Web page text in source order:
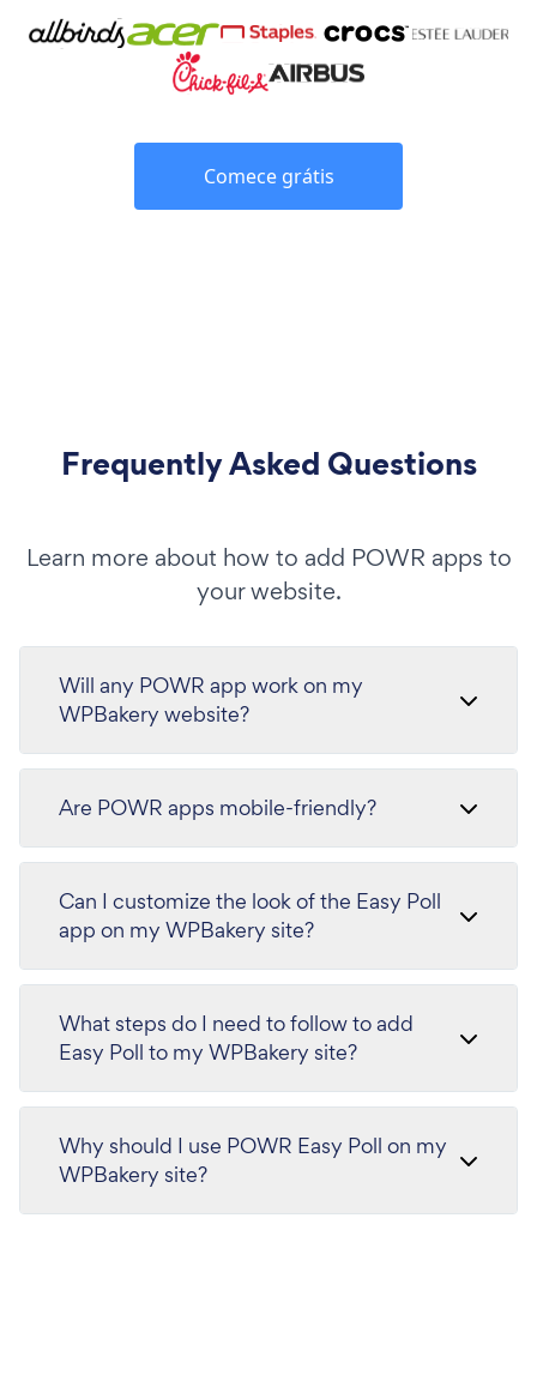
Comece grátis
Frequently Asked Questions
Learn more about how to add POWR apps to
your website.
Will any POWR app work on my
WPBakery website?
Are POWR apps mobile-friendly?
Can I customize the look of the Easy Poll
app on my WPBakery site?
What steps do I need to follow to add
Easy Poll to my WPBakery site?
Why should I use POWR Easy Poll on my
WPBakery site?